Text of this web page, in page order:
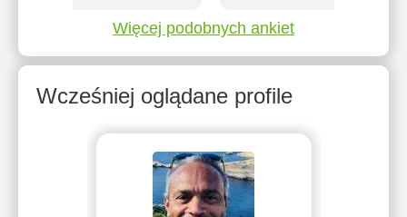
Więcej podobnych ankiet
Wcześniej oglądane profile